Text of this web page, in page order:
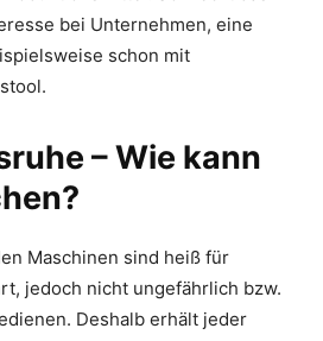
bei Unternehmen, eine
schon mit
– Wie kann
Maschinen sind heiß für
jedoch nicht ungefährlich bzw.
Deshalb erhält jeder